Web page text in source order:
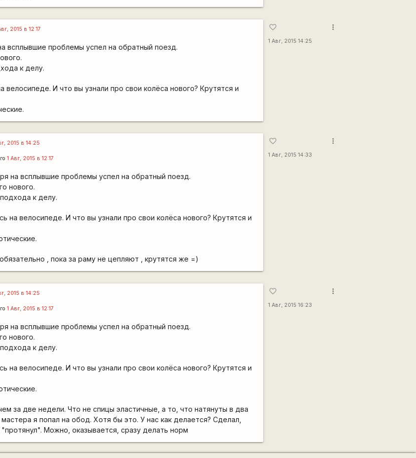
2015 в 12:17
всплывшие проблемы успел на обратный поезд.
к делу.
велосипеде. И что вы узнали про свои колёса нового? Крутятся и
favorite_border
1 Авг, 2015 14:25
more_vert
2015 в 14:25
1 Авг, 2015 в 12:17
на всплывшие проблемы успел на обратный поезд.
нового.
к делу.
на велосипеде. И что вы узнали про свои колёса нового? Крутятся и
, пока за раму не цепляют , крутятся же =)
favorite_border
1 Авг, 2015 14:33
more_vert
2015 в 14:25
1 Авг, 2015 в 12:17
на всплывшие проблемы успел на обратный поезд.
нового.
к делу.
на велосипеде. И что вы узнали про свои колёса нового? Крутятся и
за две недели. Что не спицы эластичные, а то, что натянуты в два
я попал на обод. Хотя бы это. У нас как делается? Сделал,
Можно, оказывается, сразу делать норм
favorite_border
1 Авг, 2015 16:23
more_vert